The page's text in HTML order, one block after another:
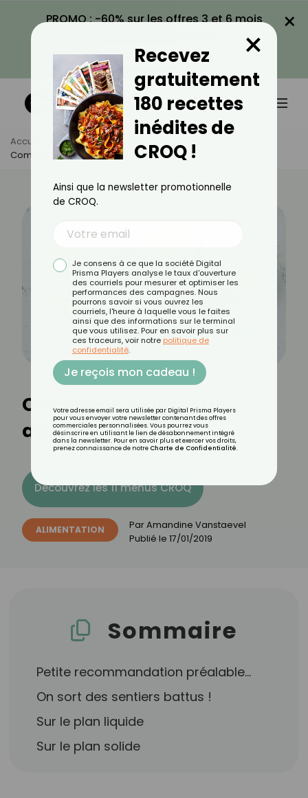
PROMO : -60% sur les offres 3 et 6 mois
VOIR LA PROMO
×
Accueil Actus
Alimentation
Comment Réaliser Un Apéritif Léger ?
Comment réaliser un
apéritif léger ?
Découvrez les 11 menus CROQ
ALIMENTATION ParAmandine Vanstaevel
Publié le 17/01/2019
Sommaire
Petite recommandation préalable…
On sort des sentiers battus !
Sur le plan liquide
Sur le plan solide
Recevez
gratuitement
180 recettes
inédites de
CROQ !
×
Ainsi que la newsletter promotionnelle
de CROQ.
Je consens à ce que la société Digital
Prisma Players analyse le taux d'ouverture
des courriels pour mesurer et optimiser les
performances des campagnes. Nous
pourrons savoir si vous ouvrez les
courriels, l'heure à laquelle vous le faites
ainsi que des informations sur le terminal
que vous utilisez. Pour en savoir plus sur
ces traceurs, voir notre politique de
confidentialité.
Je reçois mon cadeau !
Votre adresse email sera utilisée par Digital Prisma Players
pour vous envoyer votre newsletter contenant des offres
commerciales personnalisées. Vous pourrez vous
désinscrire en utilisant le lien de désabonnement intégré
dans la newsletter. Pour en savoir plus et exercer vos droits,
prenez connaissance de notre Charte de Confidentialité.